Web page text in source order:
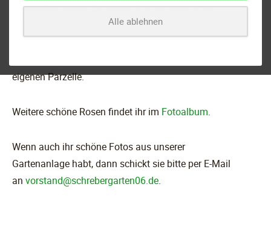
Alle ablehnen
fotografiert gerne. Da bot es sich an, dass er am
Tag des Rosenfestes mit Kamera bewaffnet einige
eigenen Parzelle.
Weitere schöne Rosen findet ihr im Fotoalbum.
Wenn auch ihr schöne Fotos aus unserer
Gartenanlage habt, dann schickt sie bitte per E-Mail
an vorstand@schrebergarten06.de.